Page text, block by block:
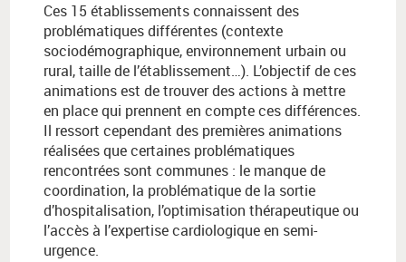
Ces 15 établissements connaissent des
problématiques différentes (contexte
sociodémographique, environnement urbain ou
rural, taille de l’établissement…). L’objectif de ces
animations est de trouver des actions à mettre
en place qui prennent en compte ces différences.
Il ressort cependant des premières animations
réalisées que certaines problématiques
rencontrées sont communes : le manque de
coordination, la problématique de la sortie
d’hospitalisation, l’optimisation thérapeutique ou
l’accès à l’expertise cardiologique en semi-
urgence.